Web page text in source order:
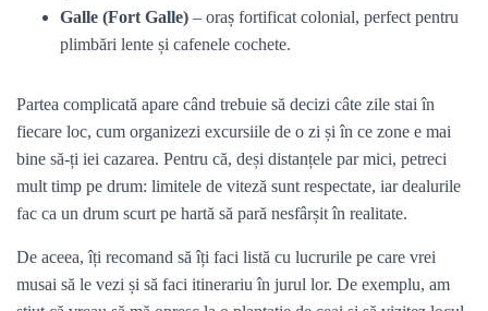
Galle (Fort Galle) – oraș fortificat colonial, perfect pentru
plimbări lente și cafenele cochete.
Partea complicată apare când trebuie să decizi câte zile stai în
fiecare loc, cum organizezi excursiile de o zi și în ce zone e mai
bine să-ți iei cazarea. Pentru că, deși distanțele par mici, petreci
mult timp pe drum: limitele de viteză sunt respectate, iar dealurile
fac ca un drum scurt pe hartă să pară nesfârșit în realitate.
De aceea, îți recomand să îți faci listă cu lucrurile pe care vrei
musai să le vezi și să faci itinerariu în jurul lor. De exemplu, am